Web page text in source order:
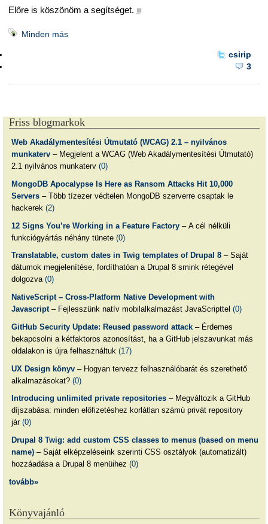
Előre is köszönöm a segítséget. ■
Minden más
csirip
3
Friss blogmarkok
Web Akadálymentesítési Útmutató (WCAG) 2.1 – nyilvános
munkaterv– Megjelent a WCAG (Web Akadálymentesítési Útmutató)
2.1 nyilvános munkaterv (0)
MongoDB Apocalypse Is Here as Ransom Attacks Hit 10,000
Servers– Több tízezer védtelen MongoDB szerverre csaptak le
hackerek (2)
12 Signs You’re Working in a Feature Factory– A cél nélküli
funkciógyártás néhány tünete (0)
Translatable, custom dates in Twig templates of Drupal 8– Saját
dátumok megjelenítése, fordíthatóan a Drupal 8 smink rétegével
dolgozva (0)
NativeScript – Cross-Platform Native Development with
Javascript– Fejlesszünk natív mobilalkalmazást JavaScripttel (0)
GitHub Security Update: Reused password attack– Érdemes
bekapcsolni a kétfaktoros azonosítást, ha a GitHub jelszavunkat más
oldalakon is újra felhasználtuk (17)
UX Design könyv– Hogyan tervezz felhasználóbarát és szerethető
alkalmazásokat? (0)
Introducing unlimited private repositories– Megváltozik a GitHub
díjszabása: minden előfizetéshez korlátlan számú privát repository
jár (0)
Drupal 8 Twig: add custom CSS classes to menus (based on menu
name)– Saját elképzeléseink szerinti CSS osztályok (automatizált)
hozzáadása a Drupal 8 menüihez (0)
tovább»
Könyvajánló